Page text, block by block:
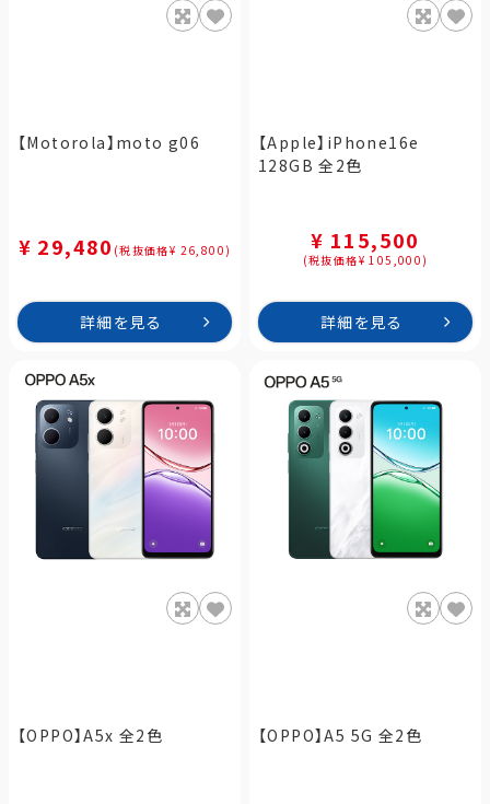
【Motorola】moto g06
¥ 29,480 (税抜価格¥ 26,800)
詳細を見る
【Apple】iPhone16e
128GB 全2色
¥ 115,500
(税抜価格¥ 105,000)
詳細を見る
【OPPO】A5x 全2色 【OPPO】A5 5G 全2色